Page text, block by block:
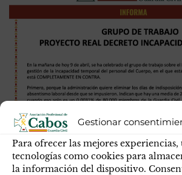
Gestionar
Para ofrecer las mejores
tecnologías como cookies para
la información del dispositivo.
GRUPO DE TRABAJO
DECRETO INCAPACIDAD
En la mañana de hoy 9 de abril, se ha